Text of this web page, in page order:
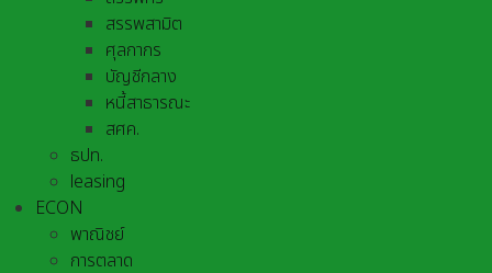
สรรพสามิต
ศุลกากร
บัญชีกลาง
หนี้สาธารณะ
สศค.
ธปท.
leasing
ECON
พาณิชย์
การตลาด